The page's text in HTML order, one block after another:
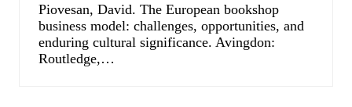
Piovesan, David. The European bookshop
business model: challenges, opportunities, and
enduring cultural significance. Avingdon:
Routledge,…